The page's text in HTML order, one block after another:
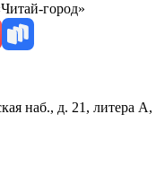
город»
наб., д. 21, литера А,